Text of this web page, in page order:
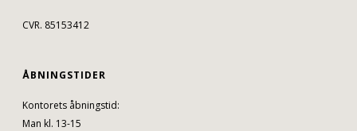
CVR. 85153412
ÅBNINGSTIDER
Kontorets åbningstid:
Man kl. 13-15